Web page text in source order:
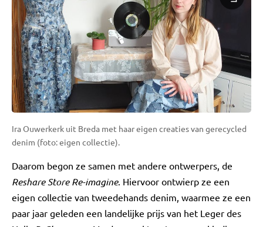
Ira Ouwerkerk uit Breda met haar eigen creaties van gerecycled
denim (foto: eigen collectie).
Daarom begon ze samen met andere ontwerpers, de
Reshare Store Re-imagine. Hiervoor ontwierp ze een
eigen collectie van tweedehands denim, waarmee ze een
paar jaar geleden een landelijke prijs van het Leger des